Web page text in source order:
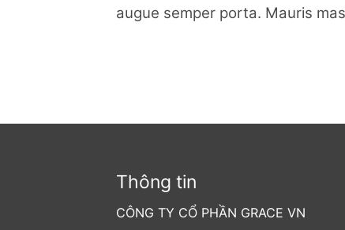
augue semper porta. Mauris
Thông tin
CÔNG TY CỔ PHẦN GRACE VN